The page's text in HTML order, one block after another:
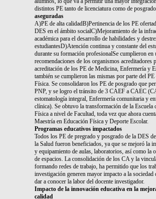
distintos PE tanto de licenciatura como de posgrado
aseguradas
A)PE de alta calidadB)Pertinencia de los PE
DES en el ámbito socialC)Mejoramiento de la
académica para el desarrollo de habilidades y
estudiantesD)Atención continua y constante del
durante su formación profesionalSe cumplieron en
recomendaciones de los organismos acreditadores
acreditación de los PE de Medicina, Enfermería y
también se cumplieron las mismas por parte del
Física. Se consolidaron los PE de posgrado que
PNP, y se logro el tránsito de 3 CAEF a CAEC
estomatología integral, Enfermería comunitaria y
clínica). Se obtuvo la transformación de la Escuela
Física a nivel de Facultad, toda vez que ahora
Maestría en Educación Física y Deporte Escolar.
Programas educativos impactados
Todos los PE de pregrado y posgrado de la DES
la Salud fueron beneficiados, ya que se mejoró la
y equipamiento de aulas, laboratorios, así como la
de espacios. La consolidación de los CA y la
formando redes de trabajo, ha permitido que los
investigación generen mayor impacto a la sociedad
dar a conocer la labor del docente investigador.
Impacto de la innovación educativa en la
calidad